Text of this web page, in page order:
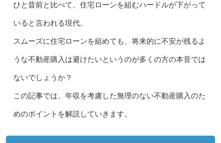
ひと昔前と比べて、住宅ローンを組むハードルが下がって
いると言われる現代。
スムーズに住宅ローンを組めても、将来的に不安が残るよ
うな不動産購入は避けたいというのが多くの方の本音では
ないでしょうか？
この記事では、年収を考慮した無理のない不動産購入のた
めのポイントを解説していきます。